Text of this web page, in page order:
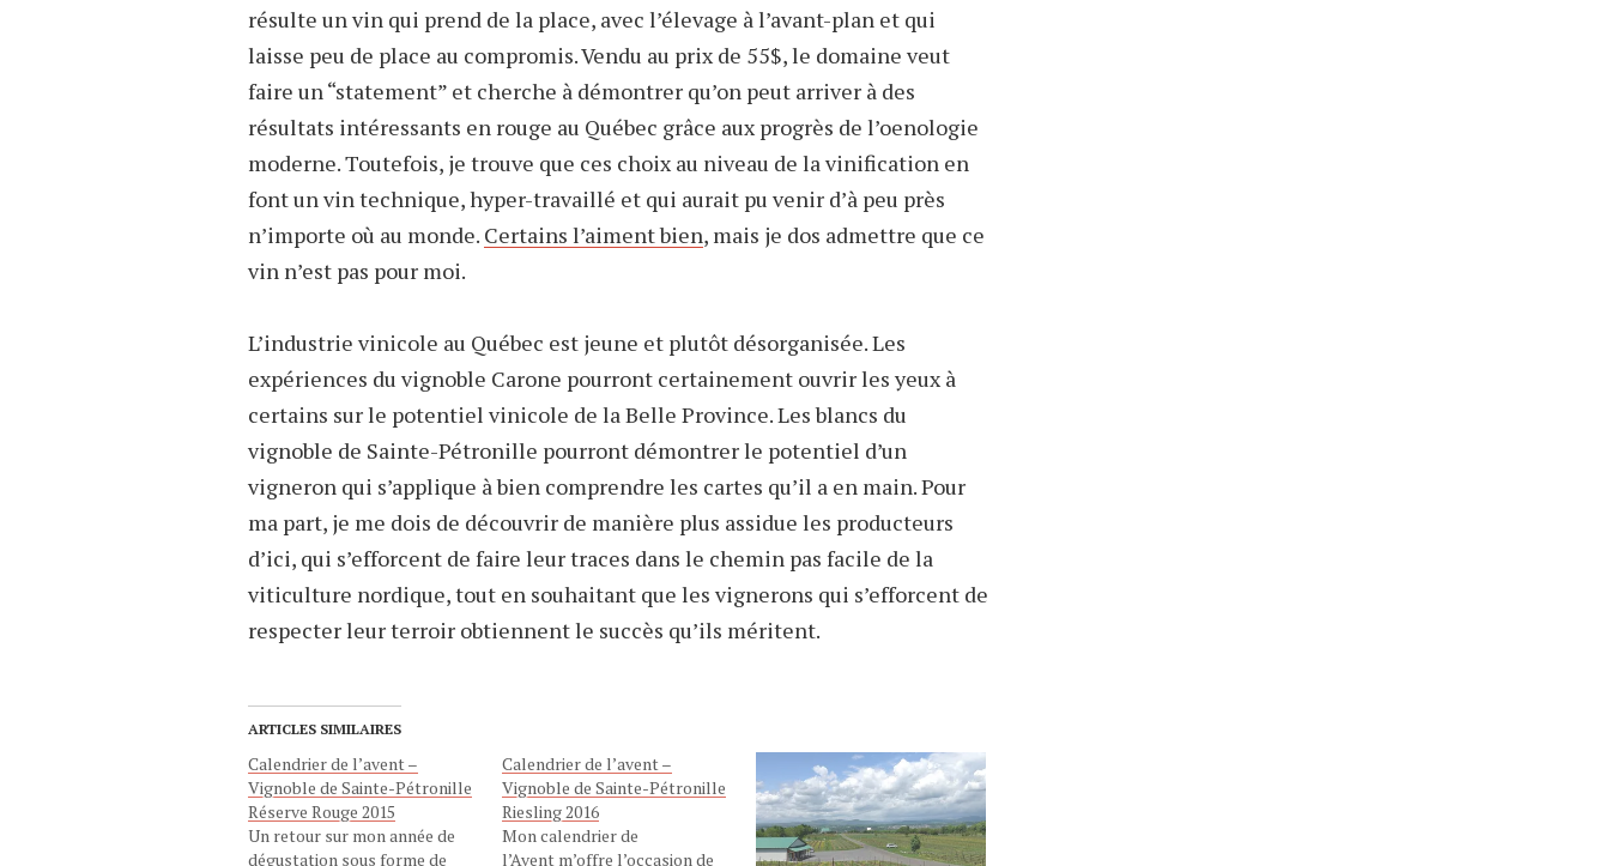
résulte un vin qui prend de la place, avec l’élevage à l’avant-plan et qui
laisse peu de place au compromis. Vendu au prix de 55$, le domaine veut
faire un “statement” et cherche à démontrer qu’on peut arriver à des
résultats intéressants en rouge au Québec grâce aux progrès de l’oenologie
moderne. Toutefois, je trouve que ces choix au niveau de la vinification en
font un vin technique, hyper-travaillé et qui aurait pu venir d’à peu près
n’importe où au monde. Certains l’aiment bien, mais je dos admettre que ce
vin n’est pas pour moi.
L’industrie vinicole au Québec est jeune et plutôt désorganisée. Les
expériences du vignoble Carone pourront certainement ouvrir les yeux à
certains sur le potentiel vinicole de la Belle Province. Les blancs du
vignoble de Sainte-Pétronille pourront démontrer le potentiel d’un
vigneron qui s’applique à bien comprendre les cartes qu’il a en main. Pour
ma part, je me dois de découvrir de manière plus assidue les producteurs
d’ici, qui s’efforcent de faire leur traces dans le chemin pas facile de la
viticulture nordique, tout en souhaitant que les vignerons qui s’efforcent de
respecter leur terroir obtiennent le succès qu’ils méritent.
ARTICLES SIMILAIRES
Calendrier de l’avent –
Vignoble de Sainte-Pétronille
Réserve Rouge 2015
Un retour sur mon année de
dégustation sous forme de
Calendrier de l’avent –
Vignoble de Sainte-Pétronille
Riesling 2016
Mon calendrier de
l’Avent m’offre l’occasion de